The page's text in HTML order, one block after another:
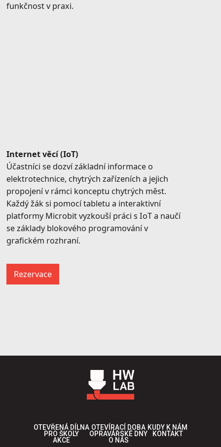
funkčnost v praxi.
Internet věcí (IoT)
Účastníci se dozví základní informace o
elektrotechnice, chytrých zařízeních a jejich
propojení v rámci konceptu chytrých měst.
Každý žák si pomocí tabletu a interaktivní
platformy Microbit vyzkouší práci s IoT a naučí
se základy blokového programování v
grafickém rozhraní.
Rezervace
OTEVŘENÁ DÍLNA
PRO ŠKOLY
AKCE
OTEVÍRACÍ DOBA
OPRAVÁŘSKÉ DNY
O NÁS
KUDY K NÁM
KONTAKT